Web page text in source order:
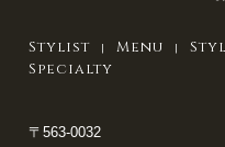
Stylist Menu
Specialty
〒563-0032